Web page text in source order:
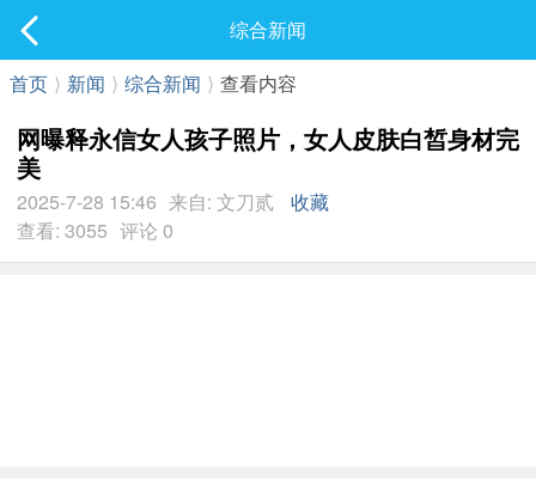
最新发表
综合新闻
首页 ⟩ 新闻 ⟩ 综合新闻 ⟩ 查看内容
网曝释永信女人孩子照片，女人皮肤白皙身材完
美
2025-7-28 15:46 来自: 文刀贰
收藏
查看: 3055 评论 0